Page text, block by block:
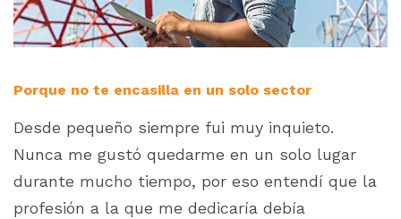
Porque no te encasilla en un solo sector
Desde pequeño siempre fui muy inquieto.
Nunca me gustó quedarme en un solo lugar
durante mucho tiempo, por eso entendí que la
profesión a la que me dedicaría debía